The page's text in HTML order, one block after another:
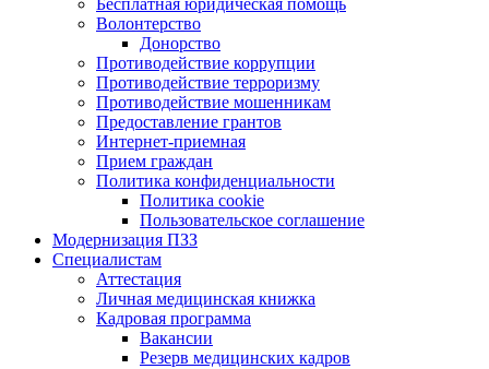
Волонтерство
Донорство
Противодействие коррупции
Противодействие терроризму
Противодействие мошенникам
Предоставление грантов
Интернет-приемная
Прием граждан
Политика конфиденциальности
Политика cookie
Пользовательское соглашение
Модернизация ПЗЗ
Специалистам
Аттестация
Личная медицинская книжка
Кадровая программа
Вакансии
Резерв медицинских кадров